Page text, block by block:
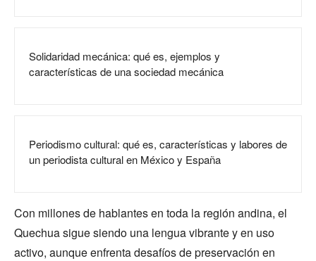
Solidaridad mecánica: qué es, ejemplos y
características de una sociedad mecánica
Periodismo cultural: qué es, características y labores de
un periodista cultural en México y España
Con millones de hablantes en toda la región andina, el
Quechua sigue siendo una lengua vibrante y en uso
activo, aunque enfrenta desafíos de preservación en